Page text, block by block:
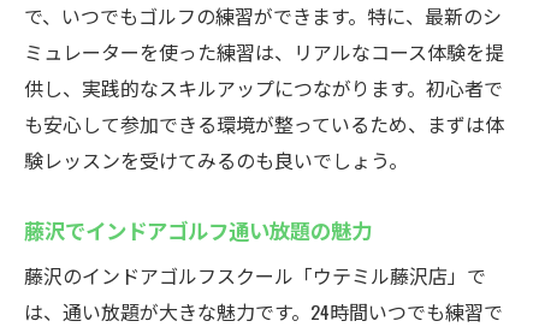
で、いつでもゴルフの練習ができます。特に、最新のシ
ミュレーターを使った練習は、リアルなコース体験を提
供し、実践的なスキルアップにつながります。初心者で
も安心して参加できる環境が整っているため、まずは体
験レッスンを受けてみるのも良いでしょう。
藤沢でインドアゴルフ通い放題の魅力
藤沢のインドアゴルフスクール「ウテミル藤沢店」で
は、通い放題が大きな魅力です。24時間いつでも練習で